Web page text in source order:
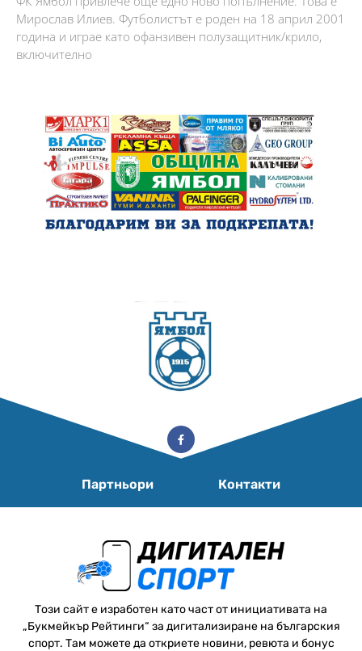
Мирослав Илиев. Футболистът е роден на 18 април 2001
година и играе като офанзивен полузащитник/крило,
включително
Партньори Контакти
Този сайт е изработен като част от инициативата на
„Букмейкър Рейтинги“ за дигитализиране на българския
спорт. Там можете да откриете новини, ревюта и бонус